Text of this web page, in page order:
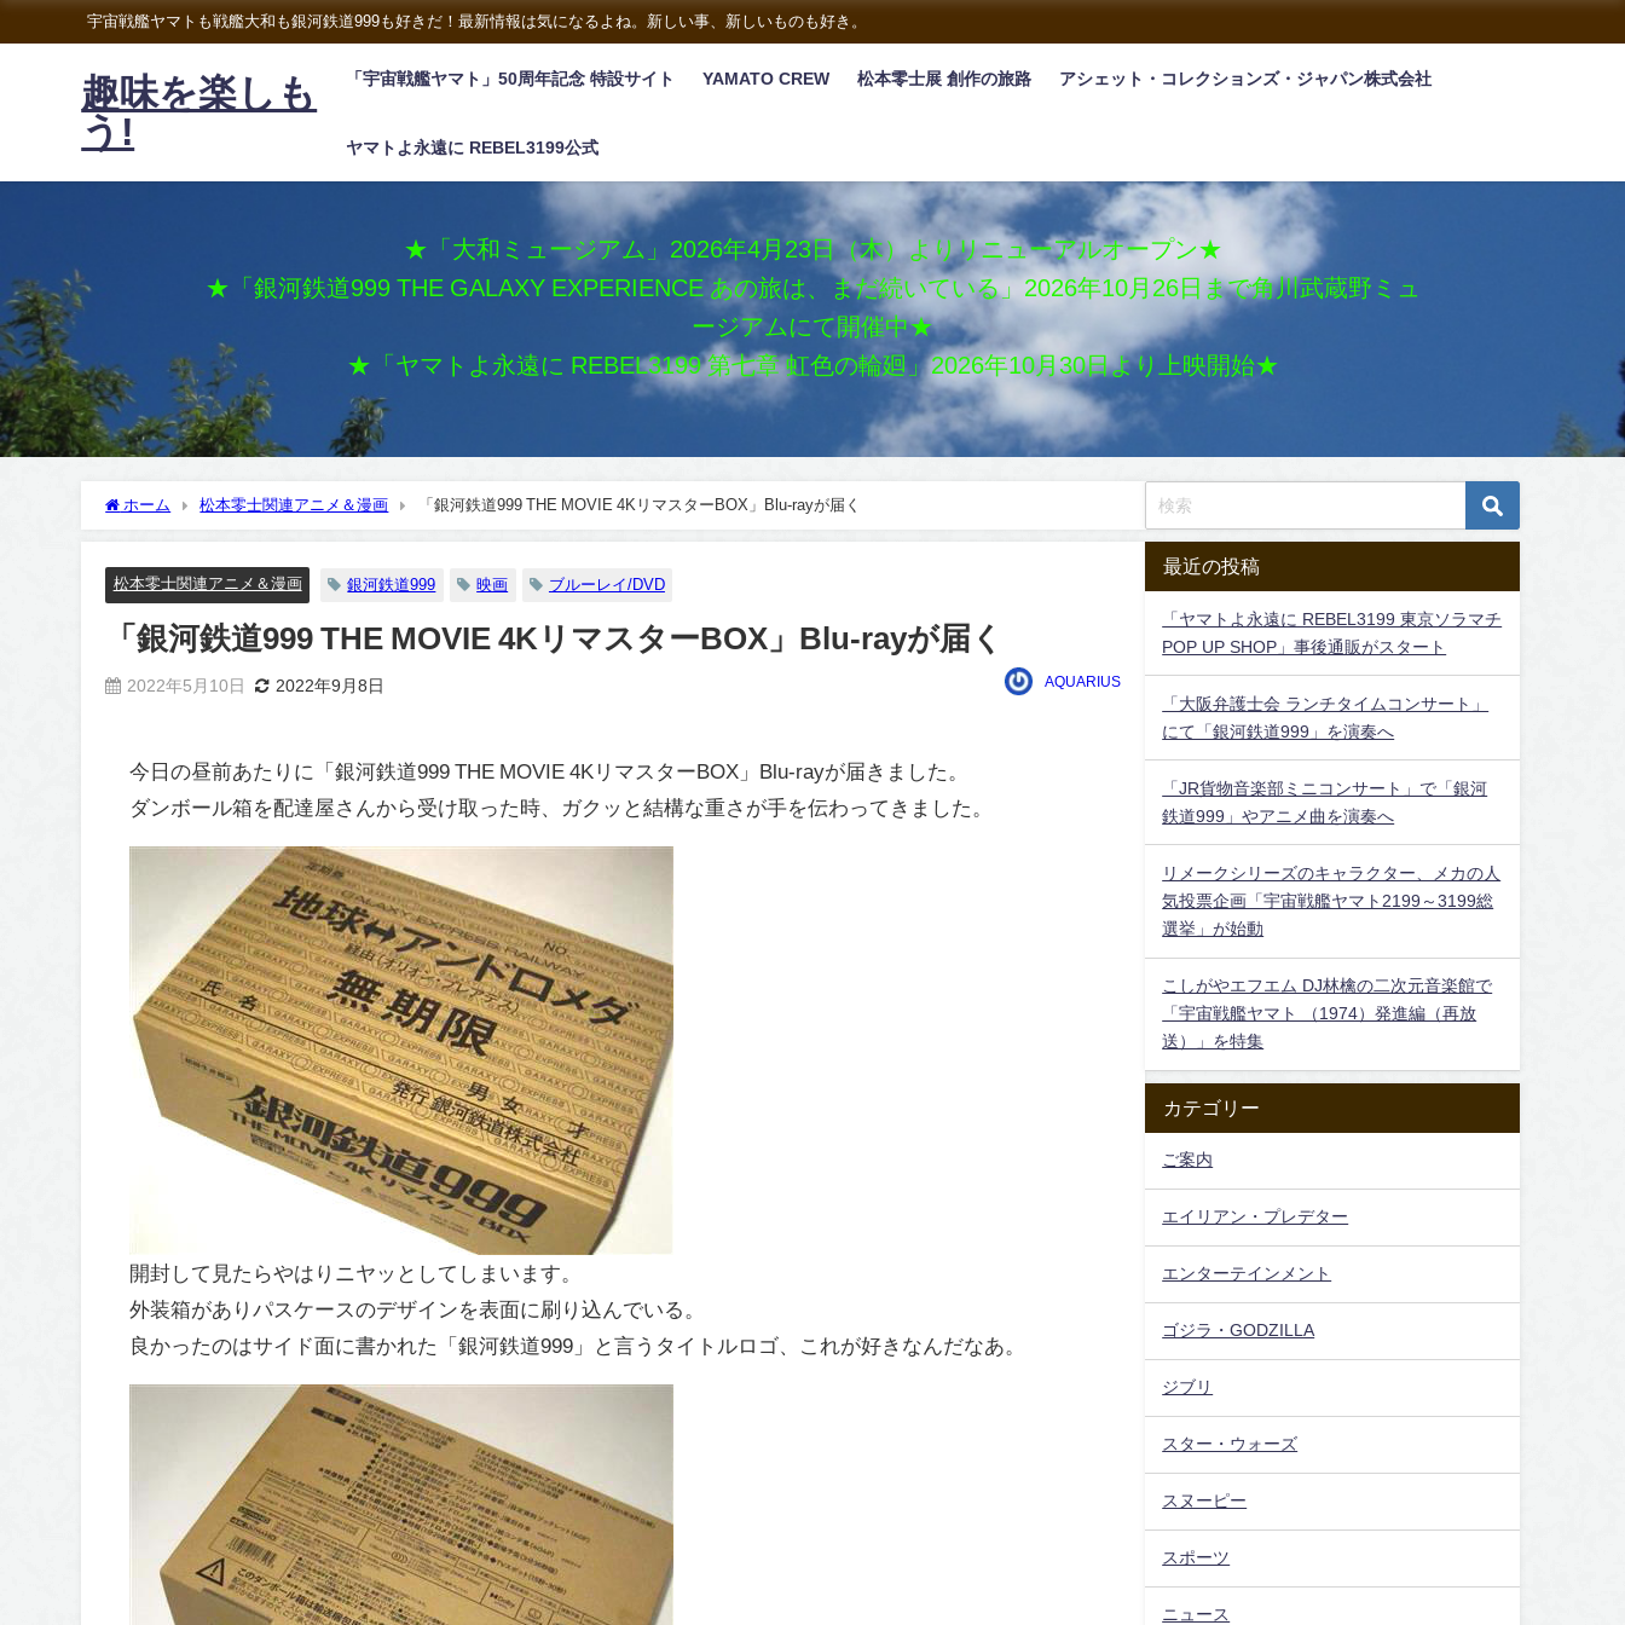
宇宙戦艦ヤマトも戦艦大和も銀河鉄道999も好きだ！最新情報は気になるよね。新しい事、新しいものも好き。
趣味を楽しも
う!
「宇宙戦艦ヤマト」50周年記念 特設サイト YAMATO CREW 松本零士展 創作の旅路 アシェット・コレクションズ・ジャパン株式会社
ヤマトよ永遠に REBEL3199公式
★「大和ミュージアム」2026年4月23日（木）よりリニューアルオープン★
★「銀河鉄道999 THE GALAXY EXPERIENCE あの旅は、まだ続いている」2026年10月26日まで角川武蔵野ミュ
ージアムにて開催中★
★「ヤマトよ永遠に REBEL3199 第七章 虹色の輪廻」2026年10月30日より上映開始★
ホーム 松本零士関連アニメ＆漫画 「銀河鉄道999 THE MOVIE 4KリマスターBOX」Blu-rayが届く
松本零士関連アニメ＆漫画 銀河鉄道999 映画 ブルーレイ/DVD
「銀河鉄道999 THE MOVIE 4KリマスターBOX」Blu-rayが届く
2022年5月10日 2022年9月8日 AQUARIUS
今日の昼前あたりに「銀河鉄道999 THE MOVIE 4KリマスターBOX」Blu-rayが届きました。
ダンボール箱を配達屋さんから受け取った時、ガクッと結構な重さが手を伝わってきました。
開封して見たらやはりニヤッとしてしまいます。
外装箱がありパスケースのデザインを表面に刷り込んでいる。
良かったのはサイド面に書かれた「銀河鉄道999」と言うタイトルロゴ、これが好きなんだなあ。
最近の投稿
「ヤマトよ永遠に REBEL3199 東京ソラマチ
POP UP SHOP」事後通販がスタート
「大阪弁護士会 ランチタイムコンサート」
にて「銀河鉄道999」を演奏へ
「JR貨物音楽部ミニコンサート」で「銀河
鉄道999」やアニメ曲を演奏へ
リメークシリーズのキャラクター、メカの人
気投票企画「宇宙戦艦ヤマト2199～3199総
選挙」が始動
こしがやエフエム DJ林檎の二次元音楽館で
「宇宙戦艦ヤマト （1974）発進編（再放
送）」を特集
カテゴリー
ご案内
エイリアン・プレデター
エンターテインメント
ゴジラ・GODZILLA
ジブリ
スター・ウォーズ
スヌーピー
スポーツ
ニュース